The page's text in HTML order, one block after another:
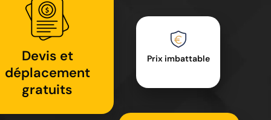
Devis et
déplacement
gratuits
Prix imbattable